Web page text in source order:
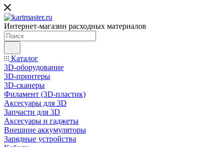
Интернет-магазин расходных материалов
Каталог
3D-оборудование
3D-принтеры
3D-сканеры
Филамент (3D-пластик)
Аксесуары для 3D
Запчасти для 3D
Аксесуары и гаджеты
Внешние аккумуляторы
Зарядные устройства